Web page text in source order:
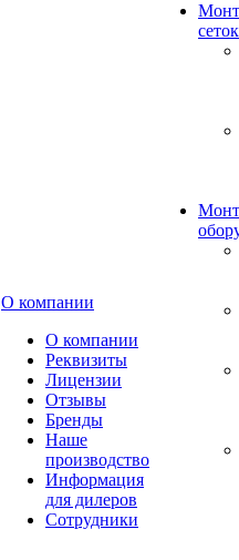
О компании
О компании
Реквизиты
Лицензии
Отзывы
Бренды
Наше
производство
Информация
для дилеров
Сотрудники
сеток